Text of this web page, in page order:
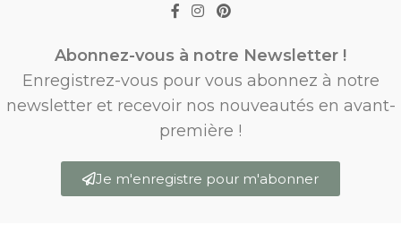
Abonnez-vous à notre Newsletter !
Enregistrez-vous pour vous abonnez à notre
newsletter et recevoir nos nouveautés en avant-
première !
Je m'enregistre pour m'abonner